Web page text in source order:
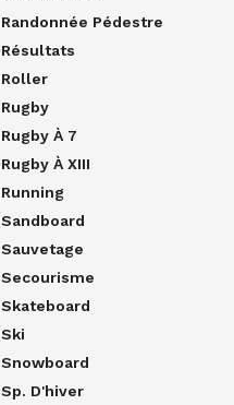
Randonnée Pédestre
Résultats
Roller
Rugby
Rugby À 7
Rugby À XIII
Running
Sandboard
Sauvetage
Secourisme
Skateboard
Ski
Snowboard
Sp. D'hiver